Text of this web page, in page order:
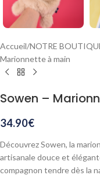
Accueil/NOTRE
Marionnette à main
Sowen –
34.90€
Découvrez Sowen, la
artisanale douce et
compagnon tendre dès la